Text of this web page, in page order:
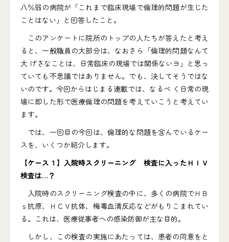
八％弱の病院が「これまで臨床現場で倫理的問題が生じた
ことはない」と回答したこと。
このアンケートに院所のトップの人たちが答えたと考え
ると、一般職員の大部分は、なおさら「倫理的問題なんて
大 げさなことは、日常臨床の現場では関係ないヨ」と思っ
ていても不思議ではありません。でも、決してそうではな
いのです。今回からはじまる連載では、なるべ く日常の現
場に即した形で医療倫理の問題を考えていこうと考えてい
ます。
では、一回目の今回は、倫理的な問題を含んでいるケー
スを、いくつか紹介します。
【ケース１】入院時スクリーニング 検査に入ったＨＩＶ
検査は…？
入院時のスクリーニング検査の中に、多くの病院でＨＢ
ｓ抗原、ＨＣＶ抗体、梅毒血清反応などがもりこまれてい
る。これは、医療従事者への感染防御が主な目的。
しかし、この検査の実施にあたっては、患者の同意をと